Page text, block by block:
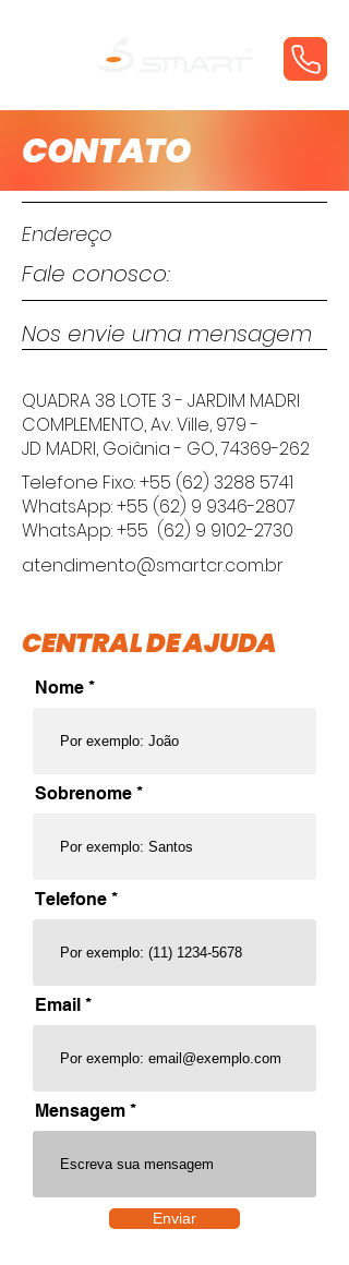
CONTATO
Endereço
Fale conosco:
Nos envie uma mensagem
QUADRA 38 LOTE 3 - JARDIM MADRI
COMPLEMENTO, Av. Ville, 979 -
JD MADRI, Goiânia - GO,74369-262
Telefone Fixo:+55 (62) 3288 5741
WhatsApp: +55 (62) 9 9346-2807
WhatsApp: +55 (62) 9 9102-2730
atendimento@smartcr.com.br
CENTRAL DE AJUDA
Nome
Sobrenome
Telefone
Email
Mensagem
Enviar